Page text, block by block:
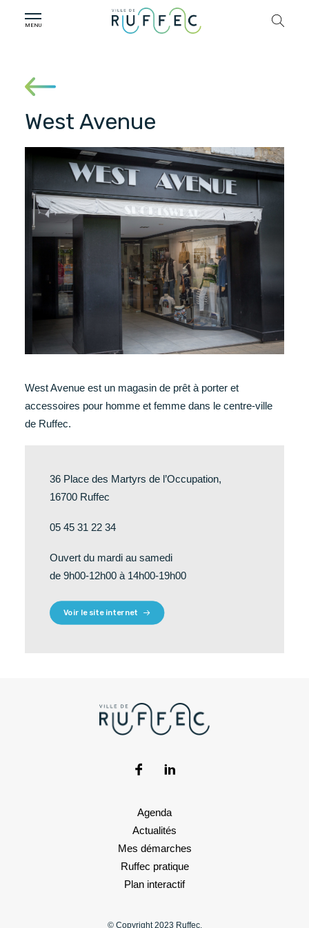
West Avenue
West Avenue est un magasin de prêt à porter et
accessoires pour homme et femme dans le centre-ville
de Ruffec.
36 Place des Martyrs de l’Occupation,
16700 Ruffec
05 45 31 22 34
Ouvert du mardi au samedi
de 9h00-12h00 à 14h00-19h00
Voir le site internet
Agenda
Actualités
Mes démarches
Ruffec pratique
Plan interactif
© Copyright 2023 Ruffec.